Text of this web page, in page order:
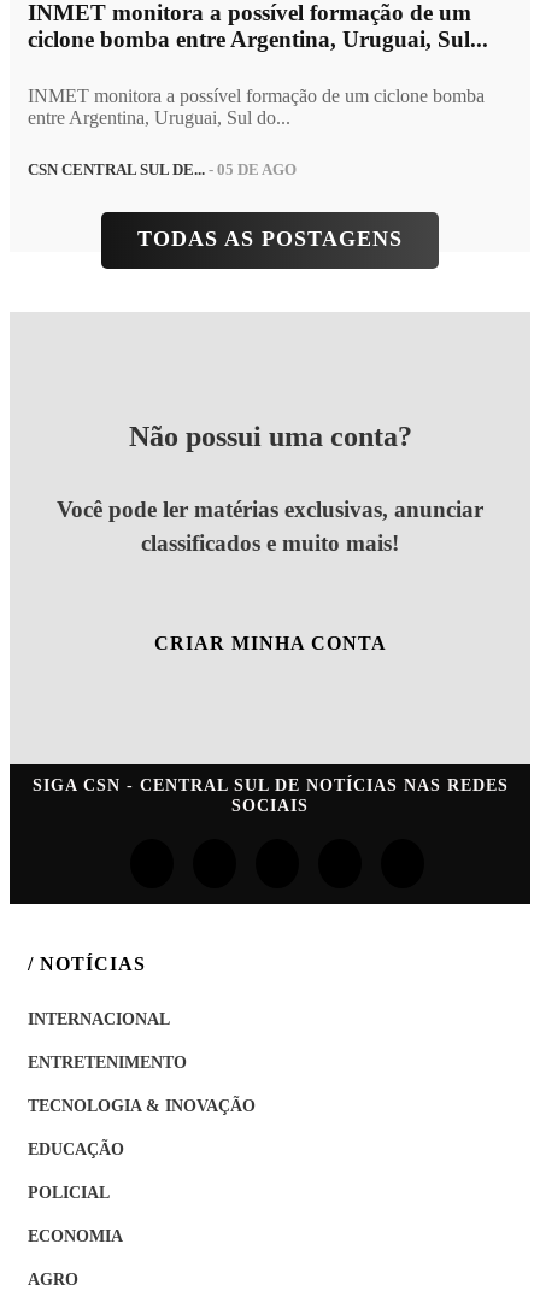
INMET monitora a possível formação de um
ciclone bomba entre Argentina, Uruguai, Sul...
INMET monitora a possível formação de um ciclone bomba
entre Argentina, Uruguai, Sul do...
CSN CENTRAL SUL DE... - 05 DE AGO
TODAS AS POSTAGENS
Não possui uma conta?
Você pode ler matérias exclusivas, anunciar
classificados e muito mais!
CRIAR MINHA CONTA
SIGA CSN - CENTRAL SUL DE NOTÍCIAS NAS REDES
SOCIAIS
/ NOTÍCIAS
INTERNACIONAL
ENTRETENIMENTO
TECNOLOGIA & INOVAÇÃO
EDUCAÇÃO
POLICIAL
ECONOMIA
AGRO